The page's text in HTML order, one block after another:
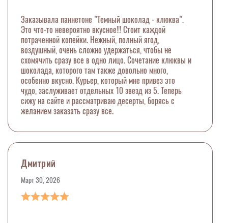
Заказывала паннетоне "Темный шоколад - клюква".
Это что-то невероятно вкусное!!! Стоит каждой
потраченной копейки. Нежный, полный ягод,
воздушный, очень сложно удержаться, чтобы не
схомячить сразу все в одно лицо. Сочетание клюквы и
шоколада, которого там также довольно много,
особенно вкусно. Курьер, который мне привез это
чудо, заслуживает отдельных 10 звезд из 5. Теперь
сижу на сайте и рассматриваю десерты, борясь с
желанием заказать сразу все.
Дмитрий
Март 30, 2026